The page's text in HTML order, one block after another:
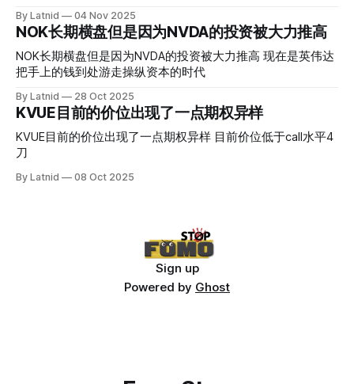
By Latnid 04 Nov 2025
NOK长期横盘但是因为NVDA的投资被大力推高
NOK长期横盘但是因为NVDA的投资被大力推高 现在是英伟达
把手上的钱到处游走操纵资本的时代
By Latnid 28 Oct 2025
KVUE目前的价位出现了一点期权异样
KVUE目前的价位出现了一点期权异样 目前价位低于call水平4
刀
By Latnid 08 Oct 2025
Sign up
Powered by Ghost